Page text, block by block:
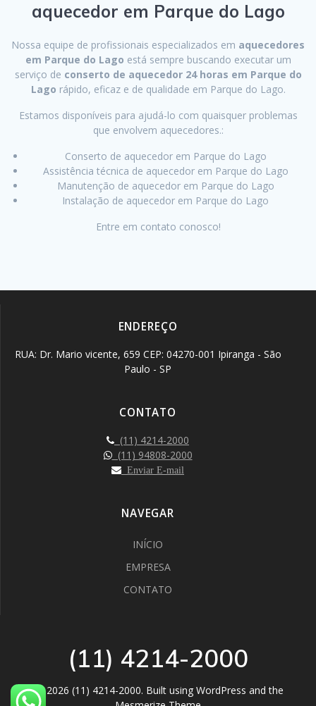
aquecedor em Parque do Lago
Nossa equipe de profissionais especializados em aquecedores
em Parque do Lago está sempre buscando executar um
serviço de conserto de aquecedor 24 horas em Parque do
Lago rápido, eficaz e de qualidade em Parque do Lago.
Estamos disponíveis para ajudá-lo com quaisquer problemas
que envolvem aquecedores.:
Conserto de aquecedor em Parque do Lago
Assistência técnica de aquecedor em Parque do Lago
Manutenção de aquecedor em Parque do Lago
Instalação de aquecedor em Parque do Lago
Entre em contato conosco!
ENDEREÇO
RUA: Dr. Mario vicente, 659 CEP: 04270-001 Ipiranga - São
Paulo - SP
CONTATO
(11) 4214-2000
(11) 94808-2000
Enviar E-mail
NAVEGAR
INÍCIO
EMPRESA
CONTATO
(11) 4214-2000
© 2026 (11) 4214-2000. Built using WordPress and the